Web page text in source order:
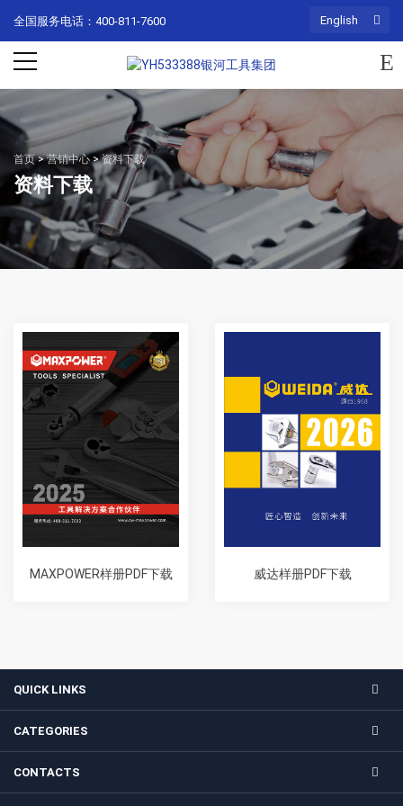
全国服务电话：400-811-7600 English
首页>营销中心>资料下载
资料下载
MAXPOWER样册PDF下载 威达样册PDF下载
QUICK LINKS
CATEGORIES
CONTACTS